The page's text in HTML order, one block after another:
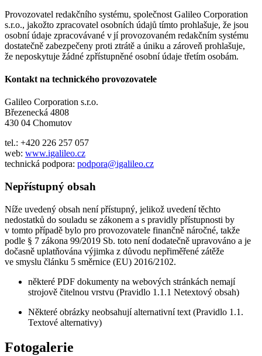
Provozovatel redakčního systému, společnost Galileo Corporation
s.r.o., jakožto zpracovatel osobních údajů tímto prohlašuje, že jsou
osobní údaje zpracovávané v jí provozovaném redakčním systému
dostatečně zabezpečeny proti ztrátě a úniku a zároveň prohlašuje,
že neposkytuje žádné zpřístupněné osobní údaje třetím osobám.
Kontakt na technického provozovatele
Galileo Corporation s.r.o.
Březenecká 4808
430 04 Chomutov
tel.: +420 226 257 057
web: www.igalileo.cz
technická podpora: podpora@igalileo.cz
Nepřístupný obsah
Níže uvedený obsah není přístupný, jelikož uvedení těchto
nedostatků do souladu se zákonem a s pravidly přístupnosti by
v tomto případě bylo pro provozovatele finančně náročné, takže
podle § 7 zákona 99/2019 Sb. toto není dodatečně upravováno a je
dočasně uplatňována výjimka z důvodu nepřiměřené zátěže
ve smyslu článku 5 směrnice (EU) 2016/2102.
některé PDF dokumenty na webových stránkách nemají
strojově čitelnou vrstvu (Pravidlo 1.1.1 Netextový obsah)
Některé obrázky neobsahují alternativní text (Pravidlo 1.1.
Textové alternativy)
Fotogalerie